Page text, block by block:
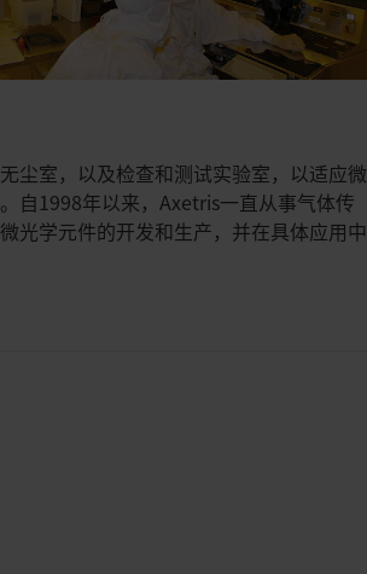
尘室，以及检查和测试实验室，以适应微
自1998年以来，Axetris一直从事气体传
光学元件的开发和生产，并在具体应用中